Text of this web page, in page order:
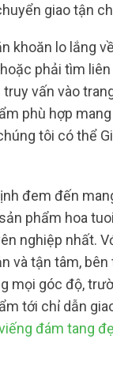
giao tận
khoăn lo lắng
phải tìm liên
vấn vào
phù hợp
tôi có thể
đem đến
phẩm hoa
nghiệp nhất.
và tận tâm,
mọi góc độ,
tới chỉ dẫn
đám tang